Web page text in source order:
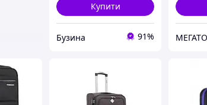
Купити
Бузина 91%